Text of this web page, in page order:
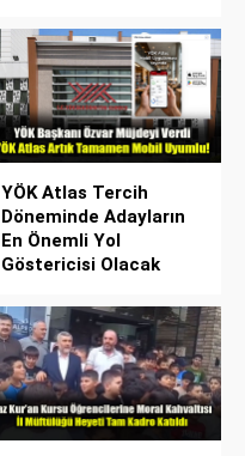
YÖK Atlas Tercih
Döneminde Adayların
En Önemli Yol
Göstericisi Olacak